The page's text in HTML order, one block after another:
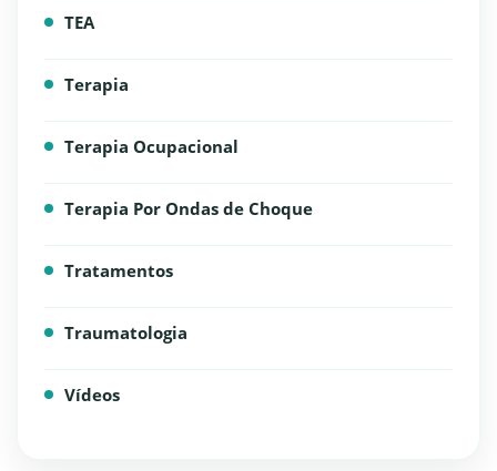
TEA
Terapia
Terapia Ocupacional
Terapia Por Ondas de Choque
Tratamentos
Traumatologia
Vídeos